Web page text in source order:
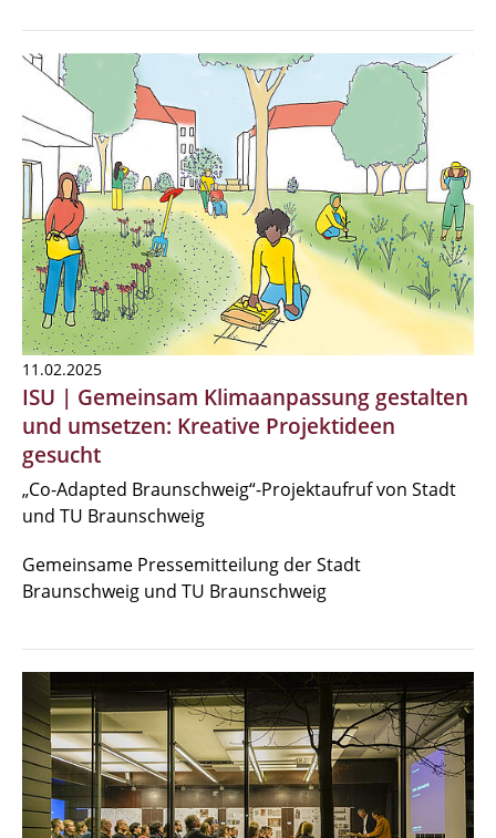
11.02.2025
ISU | Gemeinsam Klimaanpassung gestalten
und umsetzen: Kreative Projektideen
gesucht
„Co-Adapted Braunschweig“-Projektaufruf von Stadt
und TU Braunschweig
Gemeinsame Pressemitteilung der Stadt
Braunschweig und TU Braunschweig